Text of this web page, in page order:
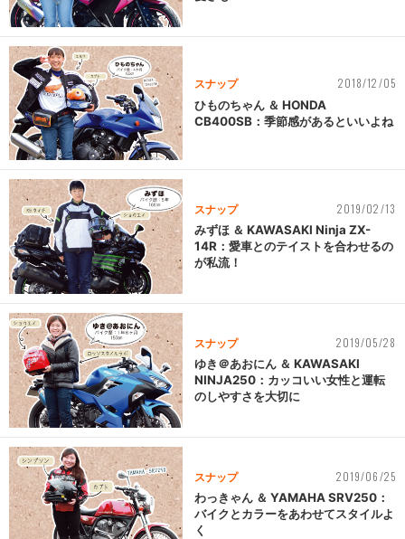
スナップ 2018/12/05
ひものちゃん ＆ HONDA
CB400SB：季節感があるといいよね
スナップ 2019/02/13
みずほ ＆ KAWASAKI Ninja ZX-
14R：愛車とのテイストを合わせるの
が私流！
スナップ 2019/05/28
ゆき＠あおにん ＆ KAWASAKI
NINJA250：カッコいい女性と運転
のしやすさを大切に
スナップ 2019/06/25
わっきゃん ＆ YAMAHA SRV250：
バイクとカラーをあわせてスタイルよ
く